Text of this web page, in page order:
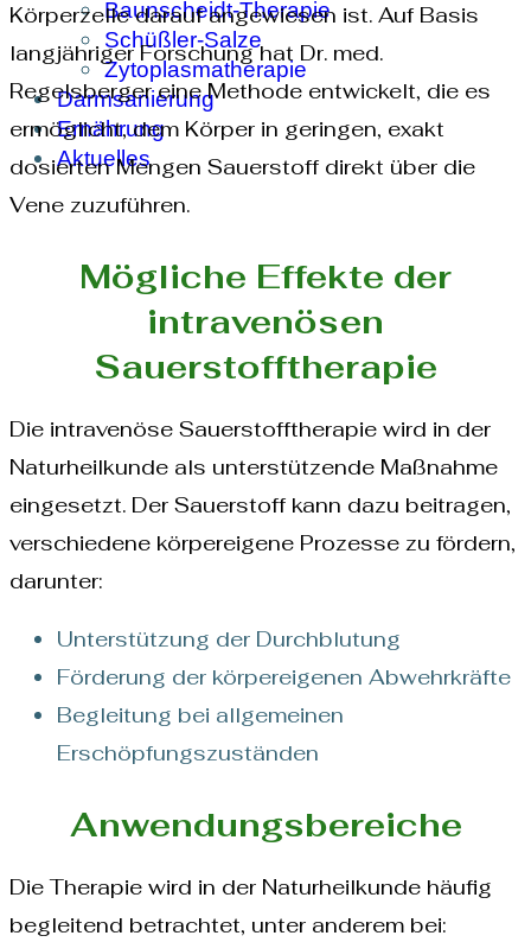
Baunscheidt-Therapie
Schüßler-Salze
Zytoplasmatherapie
Darmsanierung
Ernährung
Aktuelles
Körperzelle darauf angewiesen ist. Auf Basis
langjähriger Forschung hat Dr. med.
Regelsberger eine Methode entwickelt, die es
ermöglicht, dem Körper in geringen, exakt
dosierten Mengen Sauerstoff direkt über die
Vene zuzuführen.
Mögliche Effekte der
intravenösen
Sauerstofftherapie
Die intravenöse Sauerstofftherapie wird in der
Naturheilkunde als unterstützende Maßnahme
eingesetzt. Der Sauerstoff kann dazu beitragen,
verschiedene körpereigene Prozesse zu fördern,
darunter:
Unterstützung der Durchblutung
Förderung der körpereigenen Abwehrkräfte
Begleitung bei allgemeinen
Erschöpfungszuständen
Anwendungsbereiche
Die Therapie wird in der Naturheilkunde häufig
begleitend betrachtet, unter anderem bei: